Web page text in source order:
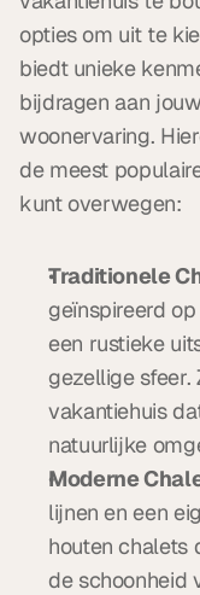
opties om uit te
biedt unieke
bijdragen aan
woonervaring.
de meest
kunt overwegen:
Traditionele
geïnspireerd
een rustieke
gezellige sfeer.
vakantiehuis
natuurlijke
Moderne
lijnen en een
houten chalets
de schoonheid